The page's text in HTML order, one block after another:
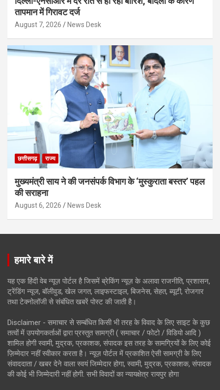
तापमान में गिरावट दर्ज
August 7, 2026 News Desk
छत्तीसगढ़ राज्य
मुख्यमंत्री साय ने की जनसंपर्क विभाग के ‘मुस्कुराता बस्तर’ पहल
की सराहना
August 6, 2026 News Desk
हमारे बारे में
यह एक हिंदी वेब न्यूज़ पोर्टल है जिसमें ब्रेकिंग न्यूज़ के अलावा राजनीति, प्रशासन,
ट्रेंडिंग न्यूज, बॉलीवुड, खेल जगत, लाइफस्टाइल, बिजनेस, सेहत, ब्यूटी, रोजगार
तथा टेक्नोलॉजी से संबंधित खबरें पोस्ट की जाती है।
Disclaimer - समाचार से सम्बंधित किसी भी तरह के विवाद के लिए साइट के कुछ
तत्वों में उपयोगकर्ताओं द्वारा प्रस्तुत सामग्री ( समाचार / फोटो / विडियो आदि )
शामिल होगी स्वामी, मुद्रक, प्रकाशक, संपादक इस तरह के सामग्रियों के लिए कोई
ज़िम्मेदार नहीं स्वीकार करता है। न्यूज़ पोर्टल में प्रकाशित ऐसी सामग्री के लिए
संवाददाता / खबर देने वाला स्वयं जिम्मेदार होगा, स्वामी, मुद्रक, प्रकाशक, संपादक
की कोई भी जिम्मेदारी नहीं होगी. सभी विवादों का न्यायक्षेत्र रायपुर होगा